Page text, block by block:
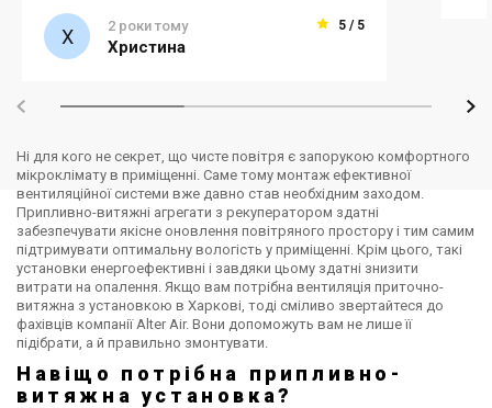
2 роки тому
Христина
5 / 5
Ні для кого не секрет, що чисте повітря є запорукою комфортного
мікроклімату в приміщенні. Саме тому монтаж ефективної
вентиляційної системи вже давно став необхідним заходом.
Припливно-витяжні агрегати з рекуператором здатні
забезпечувати якісне оновлення повітряного простору і тим самим
підтримувати оптимальну вологість у приміщенні. Крім цього, такі
установки енергоефективні і завдяки цьому здатні знизити
витрати на опалення. Якщо вам потрібна вентиляція приточно-
витяжна з установкою в Харкові, тоді сміливо звертайтеся до
фахівців компанії Alter Air. Вони допоможуть вам не лише її
підібрати, а й правильно змонтувати.
Навіщо потрібна припливно-
витяжна установка?